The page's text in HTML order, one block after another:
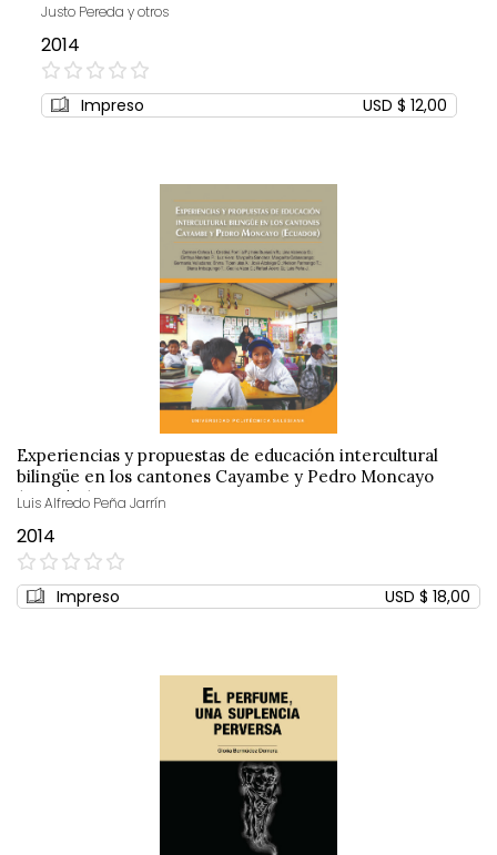
Justo Pereda y otros
2014
0%
Impreso USD $ 12,00
Experiencias y propuestas de educación intercultural
bilingüe en los cantones Cayambe y Pedro Moncayo
(Ecuador)
Luis Alfredo Peña Jarrín
2014
0%
Impreso USD $ 18,00